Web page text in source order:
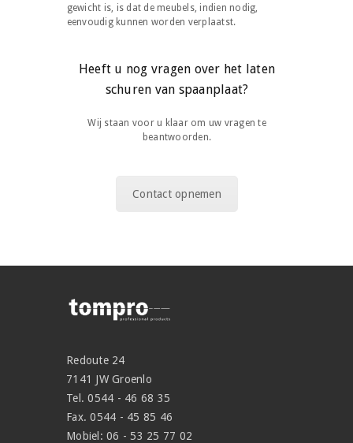
gewicht is, is dat de meubels, indien nodig,
eenvoudig kunnen worden verplaatst.
Heeft u nog vragen over het laten
schuren van spaanplaat?
Wij staan voor u klaar om uw vragen te
beantwoorden.
Contact opnemen
Redoute 24
7141 JW Groenlo
Tel. 0544 - 46 68 35
Fax. 0544 - 45 85 46
Mobiel: 06 - 53 25 77 02